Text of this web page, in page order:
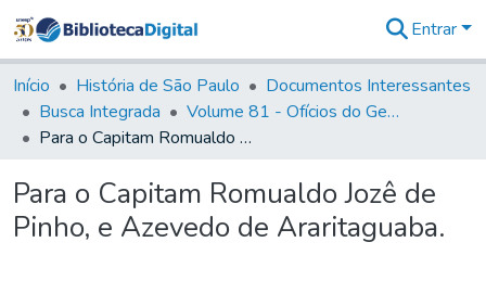
&
Coleções
Tudo na
Biblioteca
Estatísticas
Entrar
Início História de São Paulo
Documentos Interessantes
Busca Integrada
Volume 81 - Ofícios do General Martim Lopes de Saldanha (Governador da Capitania)
Para o Capitam Romualdo Jozê de Pinho, e Azevedo de Araritaguaba.
Para o Capitam Romualdo Jozê de
Pinho, e Azevedo de Araritaguaba.